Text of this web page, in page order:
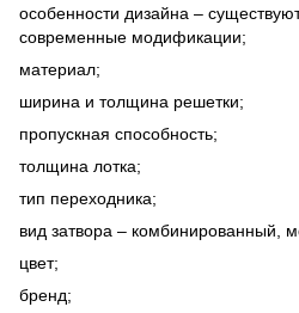
особенности дизайна –
современные модификации;
материал;
ширина и толщина решетки;
пропускная способность;
толщина лотка;
тип переходника;
вид затвора – комбинированный,
цвет;
бренд;